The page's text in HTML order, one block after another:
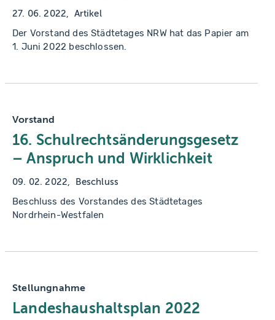
27. 06. 2022 Artikel
Der Vorstand des Städtetages NRW hat das Papier am
1. Juni 2022 beschlossen.
Vorstand
16. Schulrechtsänderungsgesetz
– Anspruch und Wirklichkeit
09. 02. 2022 Beschluss
Beschluss des Vorstandes des Städtetages
Nordrhein-Westfalen
Stellungnahme
Landeshaushaltsplan 2022